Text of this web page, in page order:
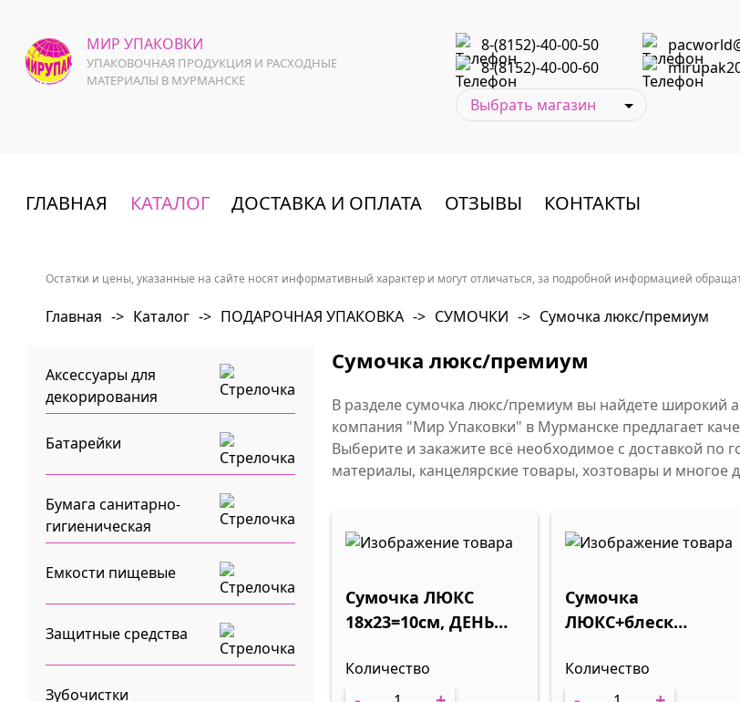
МИР УПАКОВКИ
УПАКОВОЧНАЯ ПРОДУКЦИЯ И РАСХОДНЫЕ
МАТЕРИАЛЫ В МУРМАНСКЕ
8-(8152)-40-00-50
8-(8152)-40-00-60
ГЛАВНАЯ КАТАЛОГ ДОСТАВКА И ОПЛАТА ОТЗЫВЫ КОНТАКТЫ
Остатки и цены, указанные на сайте носят информативный характер и могут отличаться, за подробной информацией
Главная -> Каталог -> ПОДАРОЧНАЯ УПАКОВКА -> СУМОЧКИ -> Сумочка люкс/премиум
Аксессуары для
декорирования
Батарейки
Бумага санитарно-
гигиеническая
Емкости пищевые
Защитные средства
Зубочистки
Сумочка люкс/премиум
В разделе сумочка люкс/премиум вы найдете широкий
компания "Мир Упаковки" в Мурманске предлагает
Выберите и закажите всё необходимое с доставкой по
материалы, канцелярские товары, хозтовары и многое
Сумочка ЛЮКС
18х23=10см, ДЕНЬ
Количество
Сумочка
ЛЮКС+блеск
РОЖДЕНИЯ 210гр
1/12
Количество